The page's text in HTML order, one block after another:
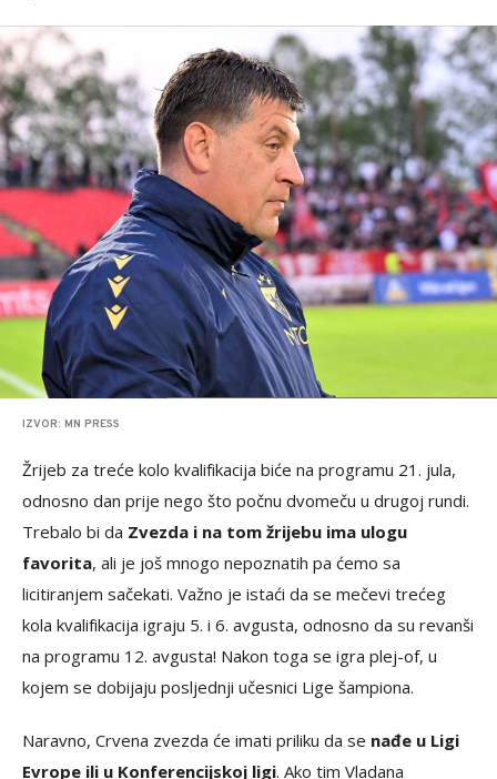
IZVOR: MN PRESS
Žrijeb za treće kolo kvalifikacija biće na programu 21. jula,
odnosno dan prije nego što počnu dvomeču u drugoj rundi.
Trebalo bi da Zvezda i na tom žrijebu ima ulogu
favorita, ali je još mnogo nepoznatih pa ćemo sa
licitiranjem sačekati. Važno je istaći da se mečevi trećeg
kola kvalifikacija igraju 5. i 6. avgusta, odnosno da su revanši
na programu 12. avgusta! Nakon toga se igra plej-of, u
kojem se dobijaju posljednji učesnici Lige šampiona.
Naravno, Crvena zvezda će imati priliku da se nađe u Ligi
Evrope ili u Konferencijskoj ligi. Ako tim Vladana